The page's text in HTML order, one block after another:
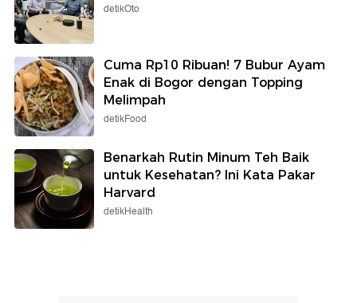
detikOto
Cuma Rp10 Ribuan! 7 Bubur Ayam
Enak di Bogor dengan Topping
Melimpah
detikFood
Benarkah Rutin Minum Teh Baik
untuk Kesehatan? Ini Kata Pakar
Harvard
detikHealth